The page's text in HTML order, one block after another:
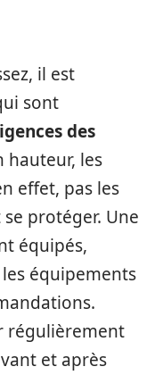
il est
sont
des
hauteur, les
effet, pas les
protéger. Une
équipés,
équipements
régulièrement
et après